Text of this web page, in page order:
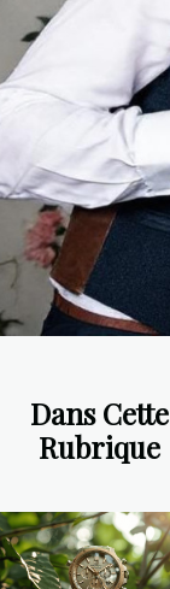
Dans Cette
Rubrique